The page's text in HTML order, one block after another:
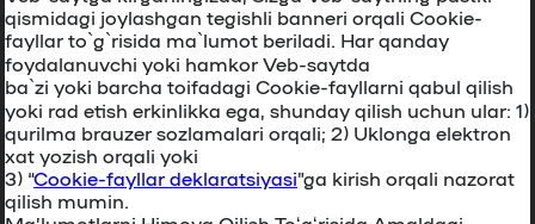
qismidagi joylashgan tegishli banneri orqali Сookie-
fayllar to`g`risida ma`lumot beriladi. Har qanday
foydalanuvchi yoki hamkor Veb-saytda
ba`zi yoki barcha toifadagi Cookie-fayllarni qabul qilish
yoki rad etish erkinlikka ega, shunday qilish uchun ular: 1)
qurilma brauzer sozlamalari orqali; 2) Uklonga elektron
xat yozish orqali yoki
3) “Cookie-fayllar deklaratsiyasi”ga kirish orqali nazorat
qilish mumin.